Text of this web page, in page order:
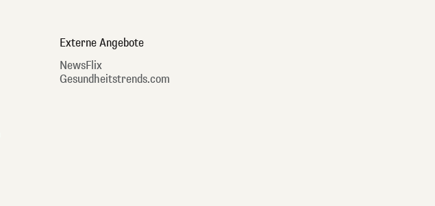
Externe Angebote
NewsFlix
Gesundheitstrends.com